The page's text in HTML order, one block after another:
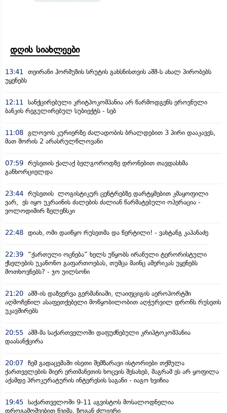
დღის სიახლეები
13:41
თეირანი ჰორმუზის სრუტის გახსნისთვის აშშ-ს ახალ პირობებს
უყენებს
12:11
სანქცირებული კრიტპოკომპანია არ წარმოდგენს ეროვნული
ბანკის რეგულირებულ სუბიექტს - სებ
11:08 გლოვოს კურიერზე ძალადობის ბრალდებით 3 პირი დააკავეს,
მათ შორის 2 არასრულწლოვანი
07:59 რუსეთის ქალაქ ბელგოროდზე დრონებით თავდასხმა
განხორციელდა
23:44 რუსეთის ლოგისტიკურ ცენტრებზე დარტყმებით კმაყოფილი
ვარ, ეს იყო უკრაინის ძალების ძალიან წარმატებული ოპერაცია -
ვოლოდიმირ ზელენსკი
22:48 დიახ, ომი დაიწყო რუსეთმა და წერტილი! - ვახტანგ კაპანაძე
22:39
“ქართული ოცნება” ხელს უწყობს ირანული ტერორისტული
ქსელების უკანონო გაფართოებას, თუმცა მაინც ამერიკას უყენებს
მოთხოვნებს? - ჯო უილსონი
21:20 აშშ-ის დაზვერვა გერმანიაში, ლაიფციგის აეროპორტში
აღმოჩენილ ასაფეთქებელი მოწყობილობით აღჭურვილ დრონს რუსეთს
უკავშირებს
20:55 აშშ-მა საქართველოში დაფუძნებული კრიპტოკომპანია
დაასანქცირა
20:07 ჩემ გადაცემაში ისეთი შემზარავი ისტორიები თქმულა
ქართველების მიერ ერთმანეთის ხოცვის შესახებ, მაგრამ ეს არ ყოფილა
აქამდე პროკურატურის ინტერესის საგანი - იაგო ხვიჩია
19:45 საქართველოში 9-11 აგვისტოს მოსალოდნელია
დროგამოშვებით წვიმა, ზოგან ძლიერი